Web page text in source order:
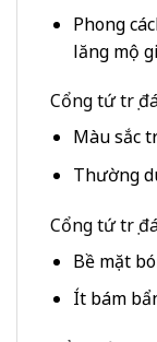
Phong
lăng mộ
Cổng tứ trụ
Màu sắc
Thường
Cổng tứ trụ
Bề mặt
Ít bám